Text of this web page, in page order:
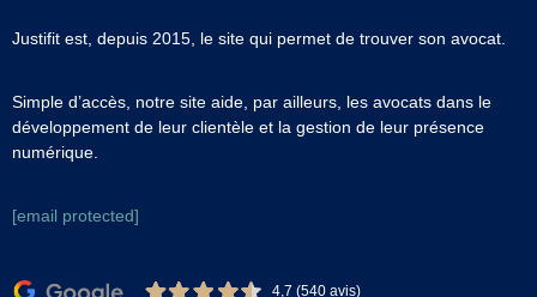
Justifit est, depuis 2015, le site qui permet de trouver son avocat.
Simple d’accès, notre site aide, par ailleurs, les avocats dans le
développement de leur clientèle et la gestion de leur présence
numérique.
[email protected]
4,7 (540 avis)